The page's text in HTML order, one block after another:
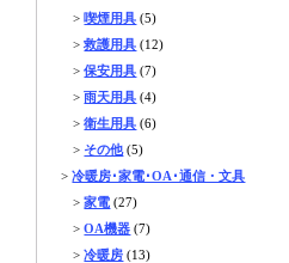
>喫煙用具 (5)
>救護用具 (12)
>保安用具 (7)
>雨天用具 (4)
>衛生用具 (6)
> その他(5)
>冷暖房･家電･OA･通信・文具
>家電 (27)
>OA機器 (7)
>冷暖房 (13)